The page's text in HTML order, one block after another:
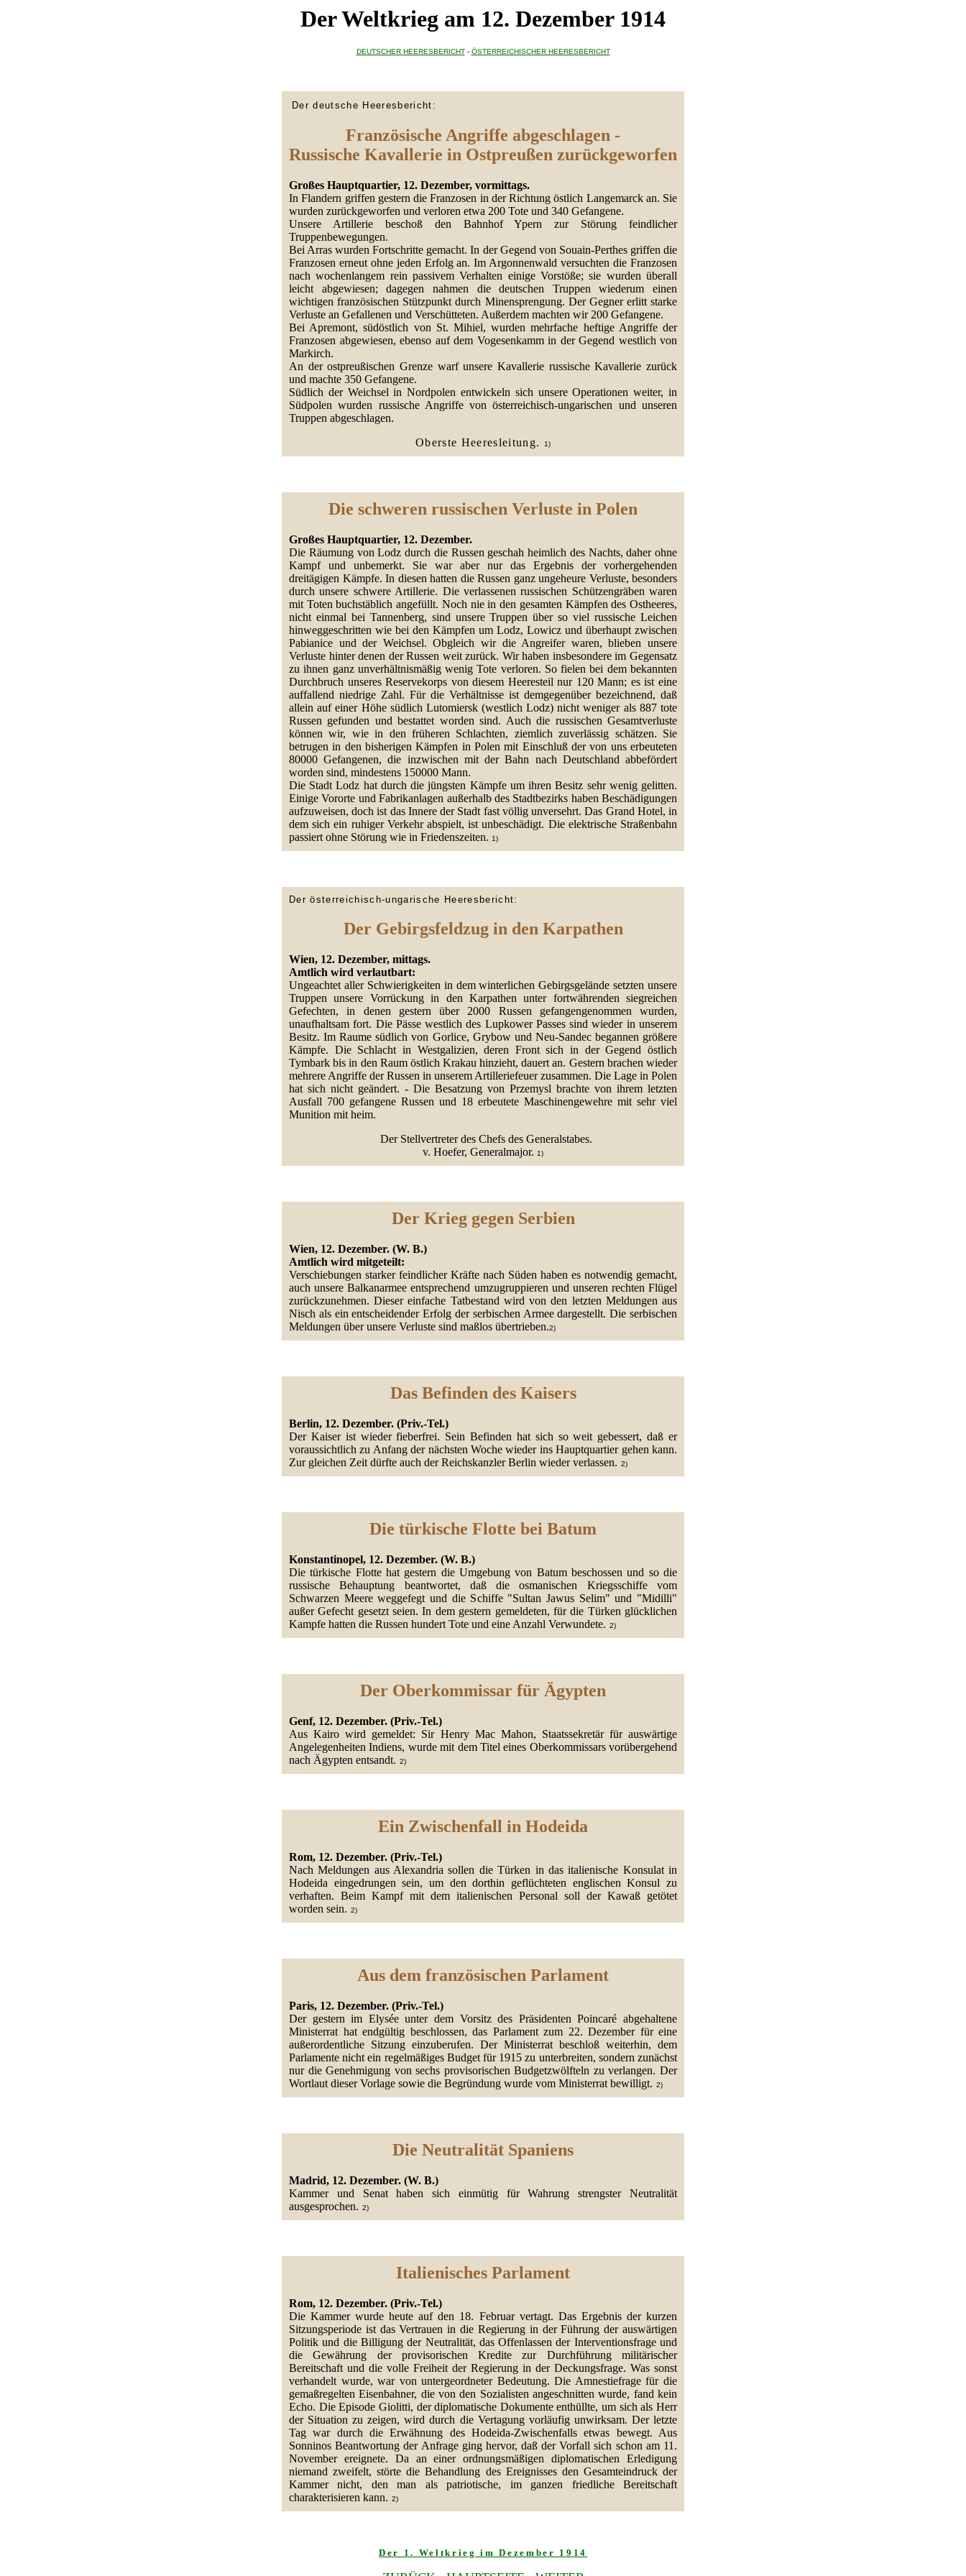
Der Weltkrieg am 12. Dezember 1914
DEUTSCHER HEERESBERICHT- ÖSTERREICHISCHER HEERESBERICHT
Der deutsche Heeresbericht:
Französische Angriffe abgeschlagen -
Russische Kavallerie in Ostpreußen zurückgeworfen
Großes Hauptquartier, 12. Dezember, vormittags.
In Flandern griffen gestern die Franzosen in der Richtung östlich Langemarck an. Sie
wurden zurückgeworfen und verloren etwa 200 Tote und 340 Gefangene.
Unsere Artillerie beschoß den Bahnhof Ypern zur Störung feindlicher
Truppenbewegungen.
Bei Arras wurden Fortschritte gemacht. In der Gegend von Souain-Perthes griffen die
Franzosen erneut ohne jeden Erfolg an. Im Argonnenwald versuchten die Franzosen
nach wochenlangem rein passivem Verhalten einige Vorstöße; sie wurden überall
leicht abgewiesen; dagegen nahmen die deutschen Truppen wiederum einen
wichtigen französischen Stützpunkt durch Minensprengung. Der Gegner erlitt starke
Verluste an Gefallenen und Verschütteten. Außerdem machten wir 200 Gefangene.
Bei Apremont, südöstlich von St. Mihiel, wurden mehrfache heftige Angriffe der
Franzosen abgewiesen, ebenso auf dem Vogesenkamm in der Gegend westlich von
Markirch.
An der ostpreußischen Grenze warf unsere Kavallerie russische Kavallerie zurück
und machte 350 Gefangene.
Südlich der Weichsel in Nordpolen entwickeln sich unsere Operationen weiter, in
Südpolen wurden russische Angriffe von österreichisch-ungarischen und unseren
Truppen abgeschlagen.
Oberste Heeresleitung.
1)
Die schweren russischen Verluste in Polen
Großes Hauptquartier, 12. Dezember.
Die Räumung von Lodz durch die Russen geschah heimlich des Nachts, daher ohne
Kampf und unbemerkt. Sie war aber nur das Ergebnis der vorhergehenden
dreitägigen Kämpfe. In diesen hatten die Russen ganz ungeheure Verluste, besonders
durch unsere schwere Artillerie. Die verlassenen russischen Schützengräben waren
mit Toten buchstäblich angefüllt. Noch nie in den gesamten Kämpfen des Ostheeres,
nicht einmal bei Tannenberg, sind unsere Truppen über so viel russische Leichen
hinweggeschritten wie bei den Kämpfen um Lodz, Lowicz und überhaupt zwischen
Pabianice und der Weichsel. Obgleich wir die Angreifer waren, blieben unsere
Verluste hinter denen der Russen weit zurück. Wir haben insbesondere im Gegensatz
zu ihnen ganz unverhältnismäßig wenig Tote verloren. So fielen bei dem bekannten
Durchbruch unseres Reservekorps von diesem Heeresteil nur 120 Mann; es ist eine
auffallend niedrige Zahl. Für die Verhältnisse ist demgegenüber bezeichnend, daß
allein auf einer Höhe südlich Lutomiersk (westlich Lodz) nicht weniger als 887 tote
Russen gefunden und bestattet worden sind. Auch die russischen Gesamtverluste
können wir, wie in den früheren Schlachten, ziemlich zuverlässig schätzen. Sie
betrugen in den bisherigen Kämpfen in Polen mit Einschluß der von uns erbeuteten
80000 Gefangenen, die inzwischen mit der Bahn nach Deutschland abbefördert
worden sind, mindestens 150000 Mann.
Die Stadt Lodz hat durch die jüngsten Kämpfe um ihren Besitz sehr wenig gelitten.
Einige Vororte und Fabrikanlagen außerhalb des Stadtbezirks haben Beschädigungen
aufzuweisen, doch ist das Innere der Stadt fast völlig unversehrt. Das Grand Hotel, in
dem sich ein ruhiger Verkehr abspielt, ist unbeschädigt. Die elektrische Straßenbahn
passiert ohne Störung wie in Friedenszeiten. 1)
Der österreichisch-ungarische Heeresbericht:
Der Gebirgsfeldzug in den Karpathen
Wien, 12. Dezember, mittags.
Amtlich wird verlautbart:
Ungeachtet aller Schwierigkeiten in dem winterlichen Gebirgsgelände setzten unsere
Truppen unsere Vorrückung in den Karpathen unter fortwährenden siegreichen
Gefechten, in denen gestern über 2000 Russen gefangengenommen wurden,
unaufhaltsam fort. Die Pässe westlich des Lupkower Passes sind wieder in unserem
Besitz. Im Raume südlich von Gorlice, Grybow und Neu-Sandec begannen größere
Kämpfe. Die Schlacht in Westgalizien, deren Front sich in der Gegend östlich
Tymbark bis in den Raum östlich Krakau hinzieht, dauert an. Gestern brachen wieder
mehrere Angriffe der Russen in unserem Artilleriefeuer zusammen. Die Lage in Polen
hat sich nicht geändert. - Die Besatzung von Przemysl brachte von ihrem letzten
Ausfall 700 gefangene Russen und 18 erbeutete Maschinengewehre mit sehr viel
Munition mit heim.
Der Stellvertreter des Chefs des Generalstabes.
v. Hoefer, Generalmajor. 1)
Der Krieg gegen Serbien
Wien, 12. Dezember. (W. B.)
Amtlich wird mitgeteilt:
Verschiebungen starker feindlicher Kräfte nach Süden haben es notwendig gemacht,
auch unsere Balkanarmee entsprechend umzugruppieren und unseren rechten Flügel
zurückzunehmen. Dieser einfache Tatbestand wird von den letzten Meldungen aus
Nisch als ein entscheidender Erfolg der serbischen Armee dargestellt. Die serbischen
Meldungen über unsere Verluste sind maßlos übertrieben.2)
Das Befinden des Kaisers
Berlin, 12. Dezember. (Priv.-Tel.)
Der Kaiser ist wieder fieberfrei. Sein Befinden hat sich so weit gebessert, daß er
voraussichtlich zu Anfang der nächsten Woche wieder ins Hauptquartier gehen kann.
Zur gleichen Zeit dürfte auch der Reichskanzler Berlin wieder verlassen. 2)
Die türkische Flotte bei Batum
Konstantinopel, 12. Dezember. (W. B.)
Die türkische Flotte hat gestern die Umgebung von Batum beschossen und so die
russische Behauptung beantwortet, daß die osmanischen Kriegsschiffe vom
Schwarzen Meere weggefegt und die Schiffe "Sultan Jawus Selim" und "Midilli"
außer Gefecht gesetzt seien. In dem gestern gemeldeten, für die Türken glücklichen
Kampfe hatten die Russen hundert Tote und eine Anzahl Verwundete. 2)
Der Oberkommissar für Ägypten
Genf, 12. Dezember. (Priv.-Tel.)
Aus Kairo wird gemeldet: Sir Henry Mac Mahon, Staatssekretär für auswärtige
Angelegenheiten Indiens, wurde mit dem Titel eines Oberkommissars vorübergehend
nach Ägypten entsandt. 2)
Ein Zwischenfall in Hodeida
Rom, 12. Dezember. (Priv.-Tel.)
Nach Meldungen aus Alexandria sollen die Türken in das italienische Konsulat in
Hodeida eingedrungen sein, um den dorthin geflüchteten englischen Konsul zu
verhaften. Beim Kampf mit dem italienischen Personal soll der Kawaß getötet
worden sein. 2)
Aus dem französischen Parlament
Paris, 12. Dezember. (Priv.-Tel.)
Der gestern im Elysée unter dem Vorsitz des Präsidenten Poincaré abgehaltene
Ministerrat hat endgültig beschlossen, das Parlament zum 22. Dezember für eine
außerordentliche Sitzung einzuberufen. Der Ministerrat beschloß weiterhin, dem
Parlamente nicht ein regelmäßiges Budget für 1915 zu unterbreiten, sondern zunächst
nur die Genehmigung von sechs provisorischen Budgetzwölfteln zu verlangen. Der
Wortlaut dieser Vorlage sowie die Begründung wurde vom Ministerrat bewilligt. 2)
Die Neutralität Spaniens
Madrid, 12. Dezember. (W. B.)
Kammer und Senat haben sich einmütig für Wahrung strengster Neutralität
ausgesprochen. 2)
Italienisches Parlament
Rom, 12. Dezember. (Priv.-Tel.)
Die Kammer wurde heute auf den 18. Februar vertagt. Das Ergebnis der kurzen
Sitzungsperiode ist das Vertrauen in die Regierung in der Führung der auswärtigen
Politik und die Billigung der Neutralität, das Offenlassen der Interventionsfrage und
die Gewährung der provisorischen Kredite zur Durchführung militärischer
Bereitschaft und die volle Freiheit der Regierung in der Deckungsfrage. Was sonst
verhandelt wurde, war von untergeordneter Bedeutung. Die Amnestiefrage für die
gemaßregelten Eisenbahner, die von den Sozialisten angeschnitten wurde, fand kein
Echo. Die Episode Giolitti, der diplomatische Dokumente enthüllte, um sich als Herr
der Situation zu zeigen, wird durch die Vertagung vorläufig unwirksam. Der letzte
Tag war durch die Erwähnung des Hodeida-Zwischenfalls etwas bewegt. Aus
Sonninos Beantwortung der Anfrage ging hervor, daß der Vorfall sich schon am 11.
November ereignete. Da an einer ordnungsmäßigen diplomatischen Erledigung
niemand zweifelt, störte die Behandlung des Ereignisses den Gesamteindruck der
Kammer nicht, den man als patriotische, im ganzen friedliche Bereitschaft
charakterisieren kann. 2)
Der 1. Weltkrieg im Dezember 1914